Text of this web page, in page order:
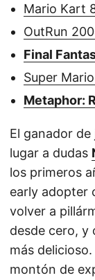
Mario Kart
OutRun
Final
Super
Metaphor:
El ganador
lugar a dudas
los primeros
early adopter
volver a
desde cero, y
más
montón de